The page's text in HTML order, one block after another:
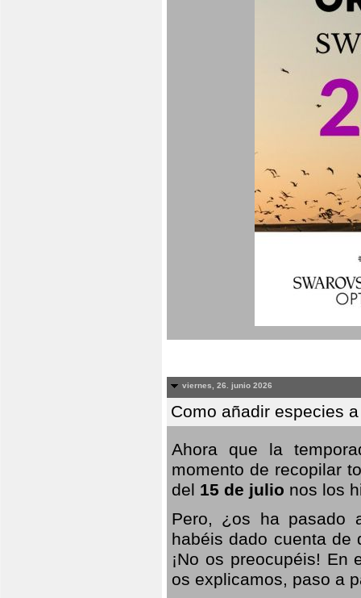
viernes, 26. junio 2026
Como añadir especies
Ahora que la
momento de recopilar
del 15 de julio nos los
Pero, ¿os ha pasado
habéis dado cuenta de
¡No os preocupéis!
os explicamos, paso a